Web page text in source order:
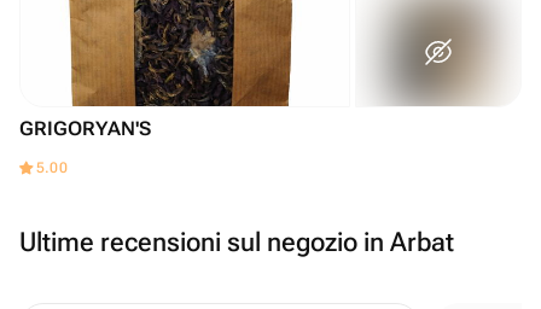
GRIGORYAN'S
5.00
Ultime recensioni sul negozio in Arbat